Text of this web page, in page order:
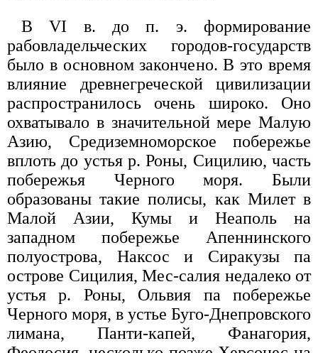
В VI в. до п. э. формирование
рабовладельческих городов-государств
было в основном закончено. В это время
влияние древнегреческой цивилизации
распространилось очень широко. Оно
охватывало в значительной мере Малую
Азию, Средиземноморское побережье
вплоть до устья р. Роны, Сицилию, часть
побережья Черного моря. Были
образованы такие полисы, как Милет в
Малой Азии, Кумы и Неаполь на
западном побережье Апеннинского
полуострова, Наксос и Сиракузы па
острове Сицилия, Мес-салия недалеко от
устья р. Роны, Ольвия па побережье
Черного моря, в устье Буго-Днепровского
лимана, Панти-капей, Фанагория,